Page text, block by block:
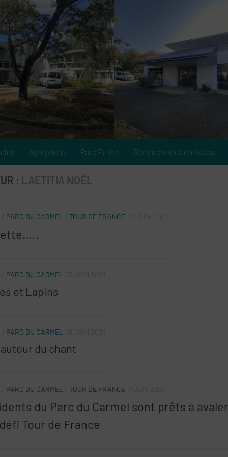
Nymphéas Parc Er Vor Démarches d’admission
: LAETITIA NOËL
PARC DU CARMEL TOUR DE FRANCE
PARC DU CARMEL
et Lapins
PARC DU CARMEL
du chant
PARC DU CARMEL TOUR DE FRANCE
du Parc du Carmel sont prêts à
Tour de France